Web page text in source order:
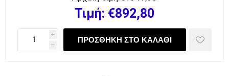
Τιμή: €892,80
i
h